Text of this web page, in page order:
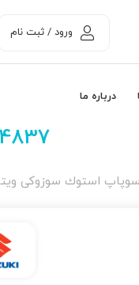
ورود / ثبت نام
درباره ما
استوك سوزوکی ویتارا